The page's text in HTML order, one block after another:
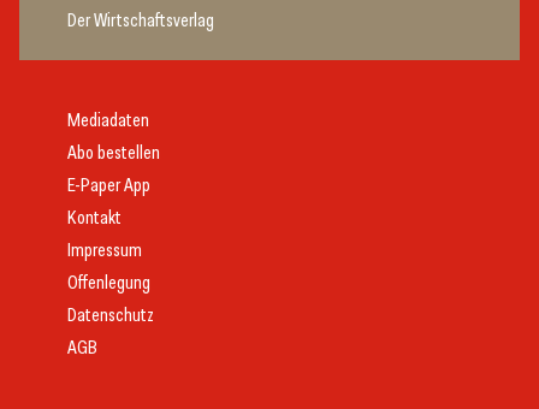
Der Wirtschaftsverlag
Mediadaten
Abo bestellen
E-Paper App
Kontakt
Impressum
Offenlegung
Datenschutz
AGB